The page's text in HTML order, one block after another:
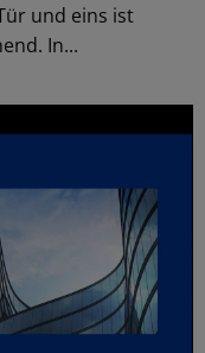
und eins ist
In...